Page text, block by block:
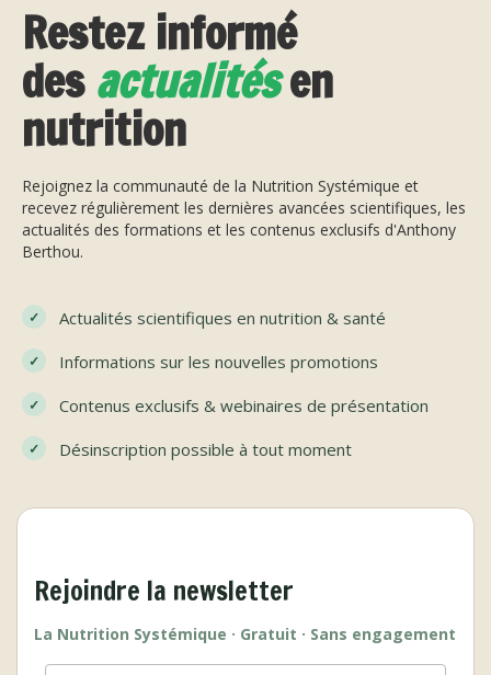
Restez informé
desactualitésen
nutrition
Rejoignez la communauté de la Nutrition Systémique et
recevez régulièrement les dernières avancées scientifiques, les
actualités des formations et les contenus exclusifs d'Anthony
Berthou.
Actualités scientifiques en nutrition & santé
Informations sur les nouvelles promotions
Contenus exclusifs & webinaires de présentation
Désinscription possible à tout moment
Rejoindre la newsletter
La Nutrition Systémique · Gratuit · Sans engagement